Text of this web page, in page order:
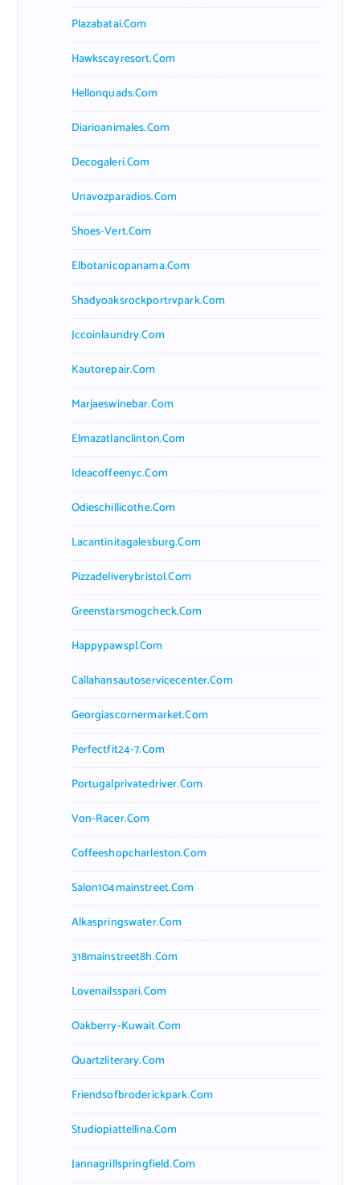
Plazabatai.com
Hawkscayresort.com
Hellonquads.com
Diarioanimales.com
Decogaleri.com
Unavozparadios.com
Shoes-Vert.com
Elbotanicopanama.com
Shadyoaksrockportrvpark.com
Jccoinlaundry.com
Kautorepair.com
Marjaeswinebar.com
Elmazatlanclinton.com
Ideacoffeenyc.com
Odieschillicothe.com
Lacantinitagalesburg.com
Pizzadeliverybristol.com
Greenstarsmogcheck.com
Happypawspl.com
Callahansautoservicecenter.com
Georgiascornermarket.com
Perfectfit24-7.com
Portugalprivatedriver.com
Von-Racer.com
Coffeeshopcharleston.com
Salon104mainstreet.com
Alkaspringswater.com
318mainstreet8h.com
Lovenailsspari.com
Oakberry-Kuwait.com
Quartzliterary.com
Friendsofbroderickpark.com
Studiopiattellina.com
Jannagrillspringfield.com